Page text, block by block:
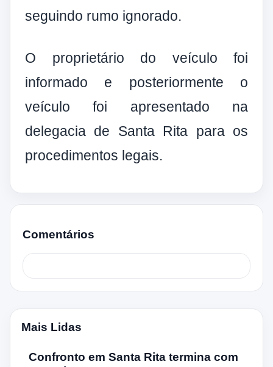
seguindo rumo ignorado.
O proprietário do veículo foi
informado e posteriormente o
veículo foi apresentado na
delegacia de Santa Rita para os
procedimentos legais.
Comentários
Mais Lidas
Confronto em Santa Rita termina com